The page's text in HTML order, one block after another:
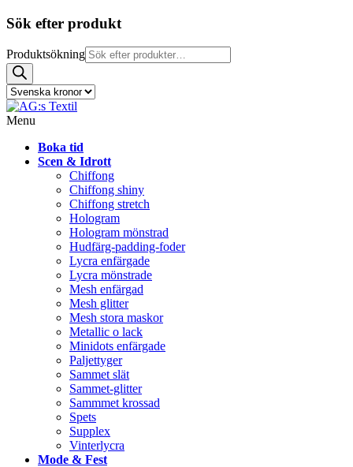
Sök efter produkt
Produktsökning
Menu
Boka tid
Scen & Idrott
Chiffong
Chiffong shiny
Chiffong stretch
Hologram
Hologram mönstrad
Hudfärg-padding-foder
Lycra enfärgade
Lycra mönstrade
Mesh enfärgad
Mesh glitter
Mesh stora maskor
Metallic o lack
Minidots enfärgade
Paljettyger
Sammet slät
Sammet-glitter
Sammmet krossad
Spets
Supplex
Vinterlycra
Mode & Fest